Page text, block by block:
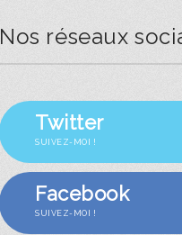
Nos réseaux
Twitter
SUIVEZ-MOI !
Facebook
SUIVEZ-MOI !